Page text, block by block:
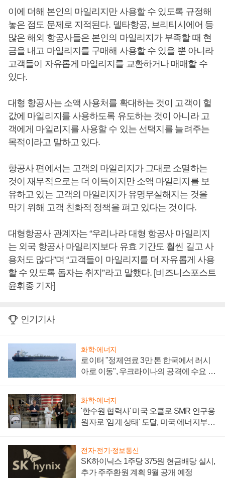
이에 더해 본인의 마일리지만 사용할 수 있도록 규정해
놓은 점도 문제로 지적된다. 델타항공, 브리티시에어 등
많은 해외 항공사들은 본인의 마일리지가 부족할 때 현
금을 내고 마일리지를 구매해 사용할 수 있을 뿐 아니라
고객들이 자유롭게 마일리지를 교환하거나 매매할 수
있다.
대형 항공사는 소액 사용처를 확대하는 것이 고객이 헐
값에 마일리지를 사용하도록 유도하는 것이 아니라 고
객에게 마일리지를 사용할 수 있는 선택지를 늘려주는
목적이라고 말하고 있다.
항공사 편에서는 고객의 마일리지가 그대로 소멸하는
것이 재무적으로는 더 이득이지만 소액 마일리지를 보
유하고 있는 고객의 마일리지가 유명무실해지는 것을
막기 위해 고객 친화적 정책을 펴고 있다는 것이다.
대형항공사 관계자는 “우리나라 대형 항공사 마일리지
는 외국 항공사 마일리지보다 유효 기간도 훨씬 길고 사
용처도 많다”며 “고객들이 마일리지를 더 자유롭게 사용
할 수 있도록 돕자는 취지”라고 말했다. [비즈니스포스트
윤휘종 기자]
인기기사
화학·에너지
로이터 "정제연료 3만 톤 한국에서 러시
아로 이동", 우크라이나의 공격에 수요 늘
화학·에너지
'한수원 협력사' 미국 오클로 SMR 연구용
원자로 '임계 상태' 도달, 미국 에너지부
전자·전기·정보통신
SK하이닉스 1주당 375원 현금배당 실시,
추가 주주환원 계획 9월 공개 예정